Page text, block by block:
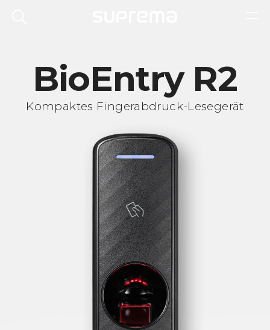
BioEntry R2
Kompaktes Fingerabdruck-Lesegerät